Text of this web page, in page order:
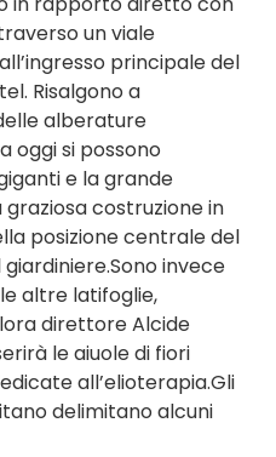
un viale
principale del
Risalgono a
alberature
oggi si possono
e la grande
graziosa costruzione in
posizione centrale del
invece
altre latifoglie,
direttore Alcide
le aiuole di fiori
all’elioterapia.Gli
delimitano alcuni